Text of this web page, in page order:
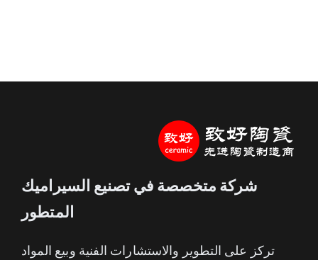
شركة متخصصة في تصنيع السيراميك
المتطور
تركز على التطوير والاستشارات الفنية وبيع المواد